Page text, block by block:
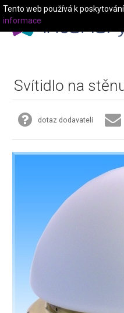
Svítidlo na
dotaz dodavateli
Tento web používá k
informace